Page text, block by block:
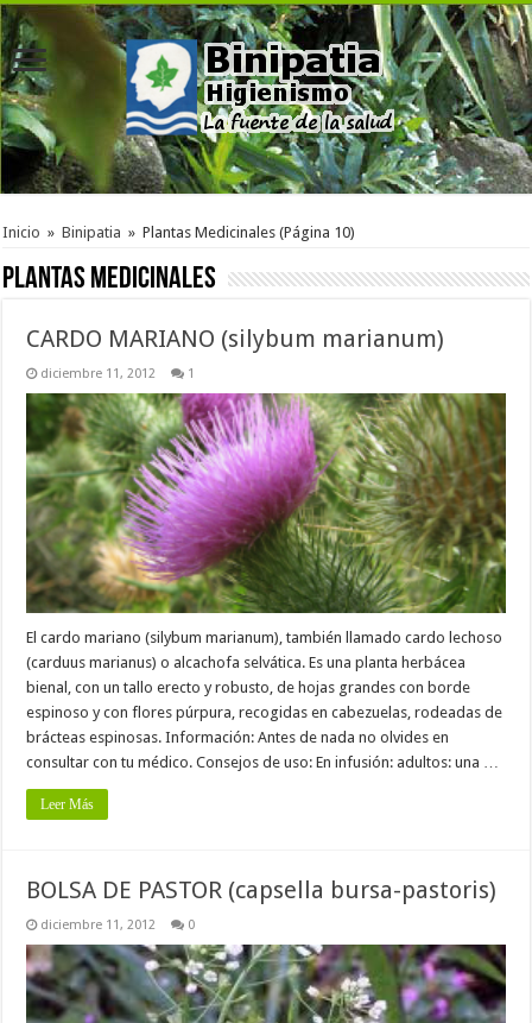
Inicio » Binipatia » Plantas Medicinales (Página 10)
Plantas Medicinales
CARDO MARIANO (silybum marianum)
diciembre 11, 2012 1
El cardo mariano (silybum marianum), también llamado cardo lechoso
(carduus marianus) o alcachofa selvática. Es una planta herbácea
bienal, con un tallo erecto y robusto, de hojas grandes con borde
espinoso y con flores púrpura, recogidas en cabezuelas, rodeadas de
brácteas espinosas. Información: Antes de nada no olvides en
consultar con tu médico. Consejos de uso: En infusión: adultos: una …
Leer Más
BOLSA DE PASTOR (capsella bursa-pastoris)
diciembre 11, 2012 0